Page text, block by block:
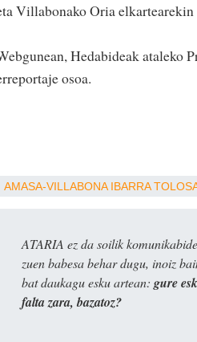
Villabonako Oria
Hedabideak ataleko
osoa.
AMASA-VILLABONA IBARRA
ATARIA ez da soilik
zuen babesa behar dugu, inoiz
bat daukagu esku artean: gure
falta zara, bazatoz?